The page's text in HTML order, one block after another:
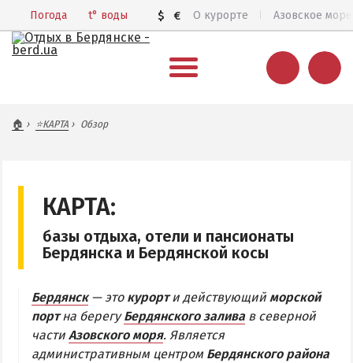
Погода t° воды $ € О курорте Азовское море
Цены 2026
Веб-камеры
КАРТА БЕРДЯНСКА
Городская часть
🏠 ⭐КАРТА Обзор
КАРТА:
базы отдыха, отели и пансионаты
Бердянска и Бердянской косы
Бердянск— это курорти действующий морской
портна берегуБердянского залива в северной
части Азовского моря. Является
административным центром Бердянского района